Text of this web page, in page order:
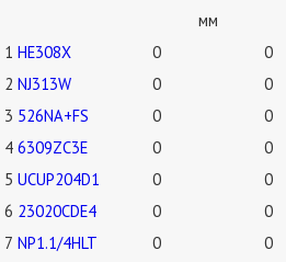
мм
1 HE308X 0 0
2 NJ313W 0 0
3 526NA+FS 0 0
4 6309ZC3E 0 0
5 UCUP204D1 0 0
6 23020CDE4 0 0
7 NP1.1/4HLT 0 0